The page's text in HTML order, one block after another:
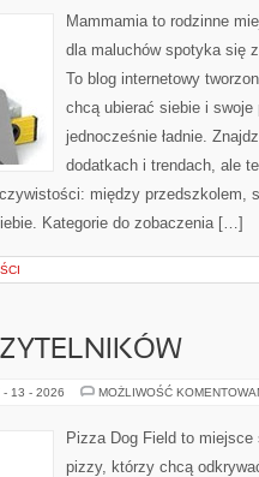
Mammamia to rodzinne
dla maluchów spotyka się
To blog internetowy
chcą ubierać siebie i
jednocześnie ładnie.
dodatkach i trendach, ale
między przedszkolem,
Kategorie do zobaczenia […]
- 13 - 2026 MOŻLIWOŚĆ
Pizza Dog Field to miejsce
pizzy, którzy chcą